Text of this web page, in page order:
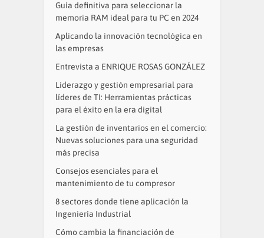
Guía definitiva para seleccionar la
memoria RAM ideal para tu PC en 2024
Aplicando la innovación tecnológica en
las empresas
Entrevista a ENRIQUE ROSAS GONZÁLEZ
Liderazgo y gestión empresarial para
líderes de TI: Herramientas prácticas
para el éxito en la era digital
La gestión de inventarios en el comercio:
Nuevas soluciones para una seguridad
más precisa
Consejos esenciales para el
mantenimiento de tu compresor
8 sectores donde tiene aplicación la
Ingeniería Industrial
Cómo cambia la financiación de